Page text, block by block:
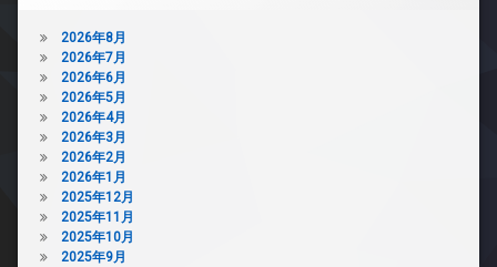
2026年8月
2026年7月
2026年6月
2026年5月
2026年4月
2026年3月
2026年2月
2026年1月
2025年12月
2025年11月
2025年10月
2025年9月